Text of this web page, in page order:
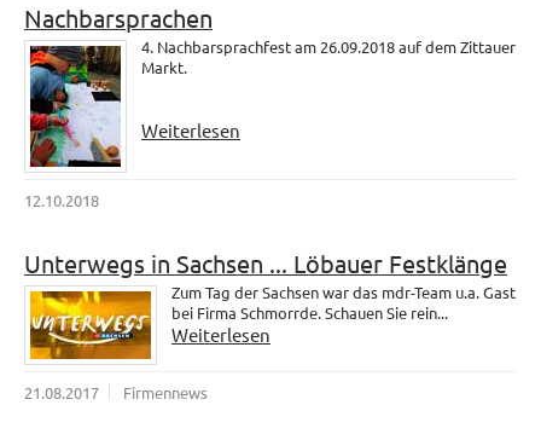
Nachbarsprachen
4. Nachbarsprachfest am 26.09.2018 auf dem Zittauer
Markt.
Weiterlesen
12.10.2018
Unterwegs in Sachsen ... Löbauer Festklänge
Zum Tag der Sachsen war das mdr-Team u.a. Gast
bei Firma Schmorrde. Schauen Sie rein...
Weiterlesen
21.08.2017 Firmennews